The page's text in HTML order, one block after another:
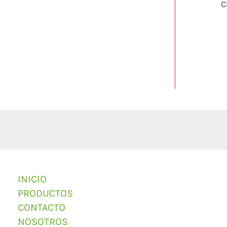
INICIO
PRODUCTOS
CONTACTO
NOSOTROS